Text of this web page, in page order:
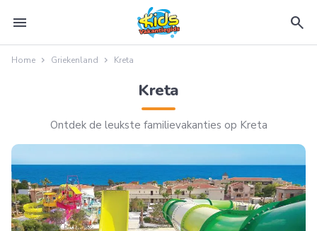
menu search
Home Griekenland Kreta
Kreta
Ontdek de leukste familievakanties op Kreta